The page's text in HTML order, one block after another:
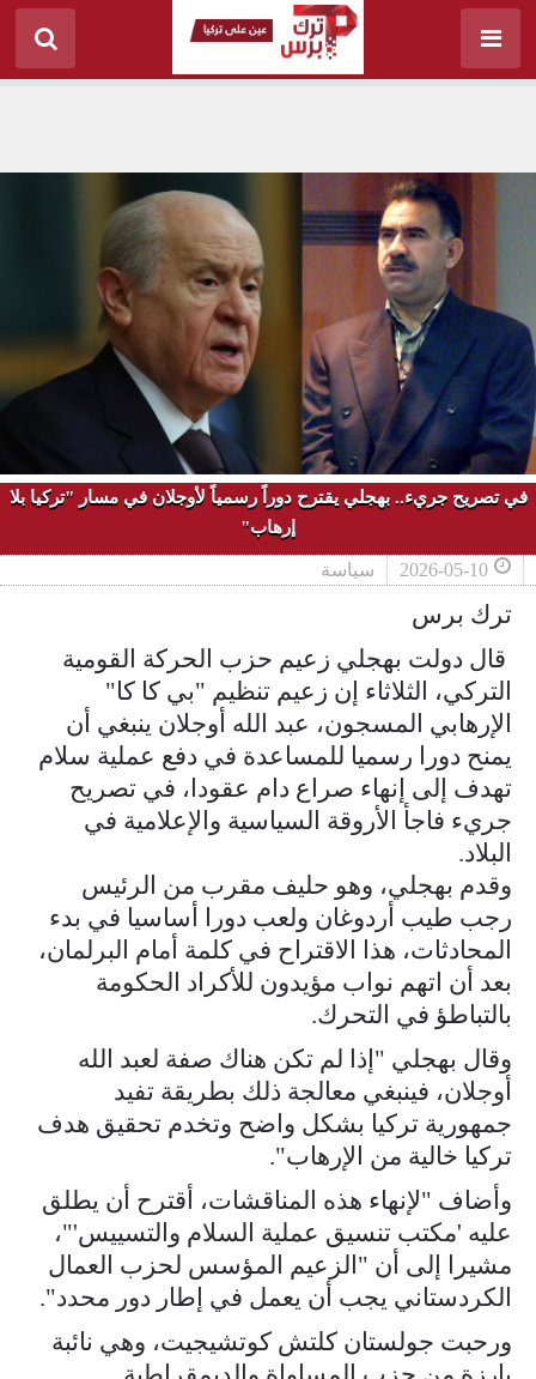
في تصريح جريء.. بهجلي يقترح دوراً رسمياً لأوجلان في مسار "تركيا بلا
إرهاب"
2026-05-10 سياسة
ترك برس
قال دولت بهجلي زعيم حزب الحركة القومية
التركي، الثلاثاء إن زعيم تنظيم "بي كا كا"
الإرهابي المسجون، عبد الله أوجلان ينبغي أن
يمنح دورا ​رسميا للمساعدة في دفع عملية سلام
تهدف إلى إنهاء صراع ‌دام عقودا، في تصريح
جريء فاجأ الأروقة السياسية والإعلامية في
البلاد.
وقدم بهجلي، وهو حليف مقرب من الرئيس
رجب طيب أردوغان ولعب دورا أساسيا في بدء
المحادثات، هذا الاقتراح في كلمة أمام البرلمان،
بعد أن اتهم نواب مؤيدون للأكراد الحكومة ​
بالتباطؤ في التحرك.
وقال بهجلي "إذا لم تكن هناك صفة لعبد الله
أوجلان، ​فينبغي معالجة ذلك بطريقة تفيد
جمهورية تركيا بشكل واضح وتخدم ⁠تحقيق هدف
تركيا خالية من الإرهاب".
وأضاف "لإنهاء هذه المناقشات، أقترح أن يطلق
عليه 'مكتب تنسيق ​عملية السلام والتسييس'"،
مشيرا إلى أن "الزعيم المؤسس لحزب العمال
الكردستاني يجب أن يعمل ​في إطار دور محدد".
ورحبت جولستان كلتش كوتشيجيت، وهي نائبة
بارزة من حزب المساواة والديمقراطية